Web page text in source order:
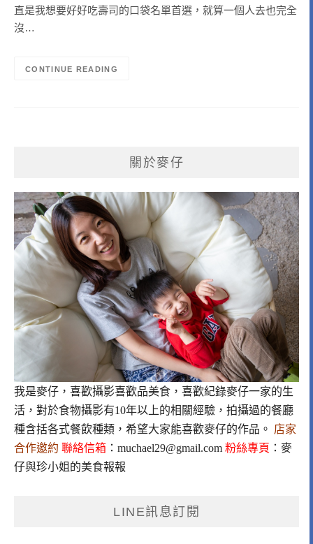
直是我想要好好吃壽司的口袋名單首選，就算一個人去也完全
沒…
CONTINUE READING
關於麥仔
我是麥仔，喜歡攝影喜歡品美食，喜歡紀錄麥仔一家的生
活，對於食物攝影有10年以上的相關經驗，拍攝過的餐廳
種含括各式餐飲種類，希望大家能喜歡麥仔的作品。 店家
合作邀約 聯絡信箱 ： muchael29@gmail.com 粉絲專頁 ： 麥
仔與珍小姐的美食報報
LINE訊息訂閱